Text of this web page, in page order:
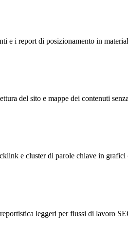
e i report di posizionamento in
del sito e mappe dei contenuti
e cluster di parole chiave in grafici
leggeri per flussi di lavoro